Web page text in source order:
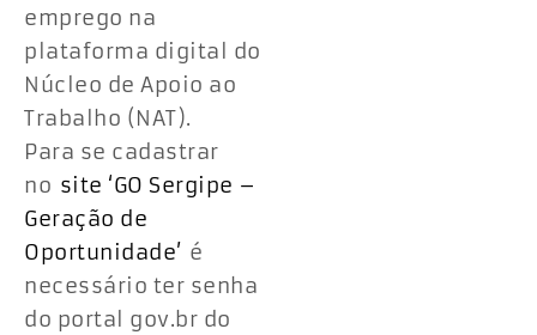
emprego na
plataforma digital do
Núcleo de Apoio ao
Trabalho (NAT).
Para se cadastrar
no site ‘GO Sergipe –
Geração de
Oportunidade’ é
necessário ter senha
do portal gov.br do